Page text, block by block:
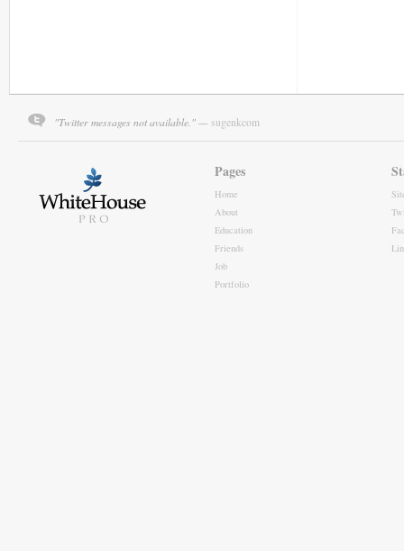
"Twitter messages not available." — sugenkcom
Pages
Home
About
Education
Friends
Job
Portfolio